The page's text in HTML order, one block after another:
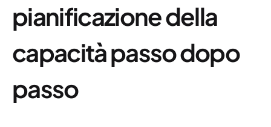
pianificazione della
capacità passo dopo
passo